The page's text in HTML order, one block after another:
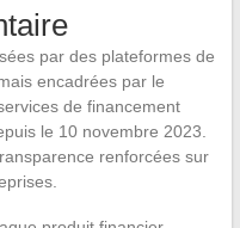
par des plateformes de
encadrées par le
de financement
le 10 novembre 2023.
renforcées sur